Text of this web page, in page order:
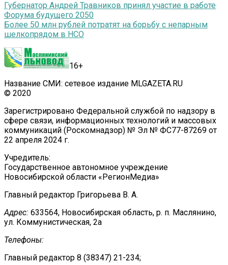
Губернатор Андрей Травников принял участие в работе
Форума будущего 2050
Более 50 млн рублей потратят на борьбу с непарным
шелкопрядом в НСО
16+
Название СМИ: сетевое издание MLGAZETA.RU
© 2020
Зарегистрировано Федеральной службой по надзору в
сфере связи, информационных технологий и массовых
коммуникаций (Роскомнадзор) № Эл № ФС77-87269 от
22 апреля 2024 г.
Учредитель:
Государственное автономное учреждение
Новосибирской области «РегионМедиа»
Главный редактор Григорьева В. А.
Адрес: 633564, Новосибирская область, р. п. Маслянино,
ул. Коммунистическая, 2а
Телефоны:
Главный редактор 8 (38347) 21-234;